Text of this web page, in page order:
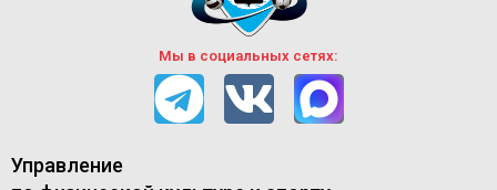
Мы в социальных сетях:
Управление